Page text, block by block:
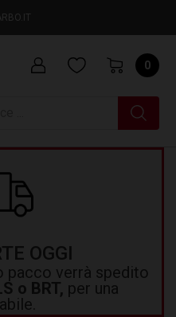
0
OGGI
pacco verrà spedito
o BRT, per una